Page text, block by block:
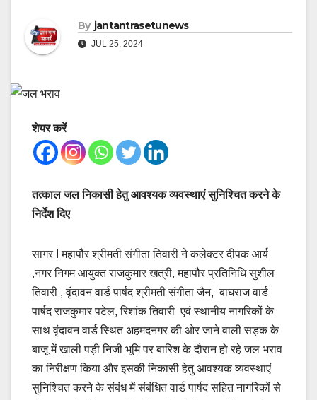
By jantantrasetunews
JUL 25, 2024
शेयर करें
तत्काल जल निकासी हेतु आवश्यक व्यवस्थाएं सुनिश्चित करने के
निर्देश दिए
सागर I महापौर श्रीमती संगीता तिवारी ने कलेक्टर दीपक आर्य
,नगर निगम आयुक्त राजकुमार खत्री, महापौर प्रतिनिधि सुशील
तिवारी , वृंदावन वार्ड पार्षद श्रीमती संगीता जैन, बाघराज वार्ड
पार्षद राजकुमार पटेल, रिशांक तिवारी एवं स्थानीय नागरिकों के
साथ वृंदावन वार्ड स्थित अहमदनगर की ओर जाने वाली सड़क के
बाजू में खाली पड़ी निजी भूमि पर बारिश के दौरान हो रहे जल भराव
का निरीक्षण किया और इसकी निकासी हेतु आवश्यक व्यवस्थाएं
सुनिश्चित करने के संबंध में संबंधित वार्ड पार्षद सहित नागरिकों से